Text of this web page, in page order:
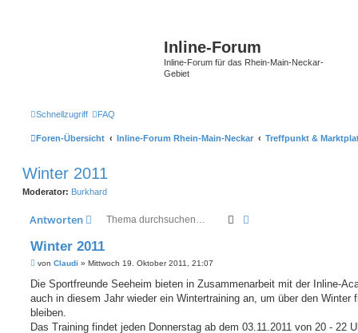
Inline-Forum
Inline-Forum für das Rhein-Main-Neckar-
Gebiet
Schnellzugriff FAQ
Foren-Übersicht Inline-Forum Rhein-Main-Neckar Treffpunkt &
Winter 2011
Moderator: Burkhard
Antworten Suche
Winter 2011
B
i
r
a
von Claudi » Mittwoch 19. Oktober 2011, 21:07
Die Sportfreunde Seeheim bieten in Zusammenarbeit mit der Inline-
auch in diesem Jahr wieder ein Wintertraining an, um über den Winter
bleiben.
Das Training findet jeden Donnerstag ab dem 03.11.2011 von 20 - 22